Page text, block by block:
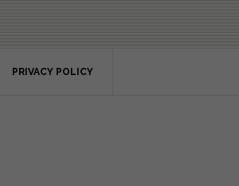
PRIVACY POLICY